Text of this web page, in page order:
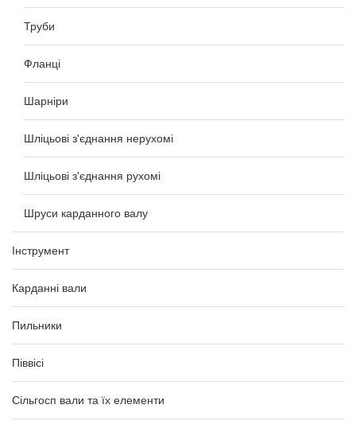
Труби
Фланці
Шарніри
Шліцьові з'єднання нерухомі
Шліцьові з'єднання рухомі
Шруси карданного валу
Інструмент
Карданні вали
Пильники
Піввісі
Сільгосп вали та їх елементи